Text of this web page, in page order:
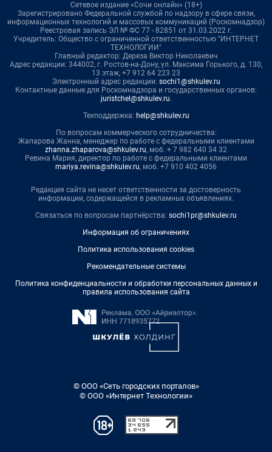
Сетевое издание «Сочи онлайн» (18+)
Зарегистрировано Федеральной службой по надзору в сфере связи,
информационных технологий и массовых коммуникаций (Роскомнадзор)
Реестровая запись ЭЛ № ФС 77 - 82851 от 31.03.2022 г.
Учредитель: Общество с ограниченной ответственностью "ИНТЕРНЕТ
ТЕХНОЛОГИИ"
Главный редактор: Дереза Виктор Николаевич
Адрес редакции: 344002, г. Ростов-на-Дону, ул. Максима Горького, д. 130,
13 этаж, +7 912 64 223 23
Электронный адрес редакции: sochi1@shkulev.ru
Контактные данные для Роскомнадзора и государственных органов:
juristchel@shkulev.ru.
Техподдержка: help@shkulev.ru
По вопросам коммерческого сотрудничества:
Жапарова Жанна, менеджер по работе с федеральными клиентами
zhanna.zhaparova@shkulev.ru, моб. + 7 982 640 34 32
Ревина Мария, директор по работе с федеральными клиентами
mariya.revina@shkulev.ru, моб. +7 910 402 4056
Редакция сайта не несет ответственности за достоверность
информации, содержащейся в рекламных объявлениях.
Связаться по вопросам партнёрства: sochi1pr@shkulev.ru
Информация об ограничениях
Политика использования cookies
Рекомендательные системы
Политика конфиденциальности и обработки персональных данных и
правила использования сайта
© ООО «Сеть городских порталов»
© ООО «Интернет Технологии»